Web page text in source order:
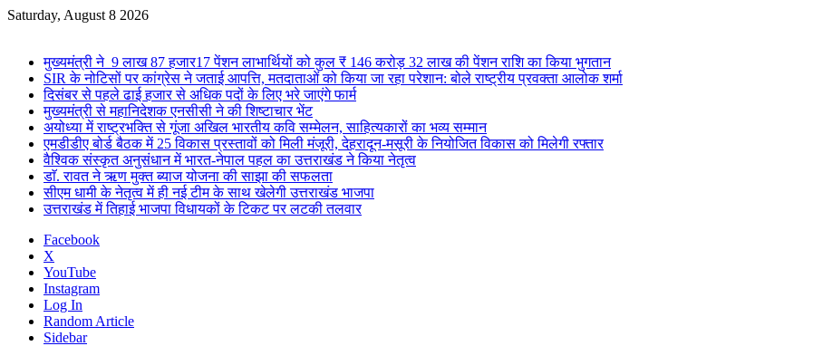
Saturday, August 8 2026
मुख्यमंत्री ने 9 लाख 87 हजार17 पेंशन लाभार्थियों को कुल ₹ 146 करोड़ 32 लाख की पेंशन राशि का किया भुगतान
SIR के नोटिसों पर कांग्रेस ने जताई आपत्ति, मतदाताओं को किया जा रहा परेशान: बोले राष्ट्रीय प्रवक्ता आलोक शर्मा
दिसंबर से पहले ढाई हजार से अधिक पदों के लिए भरे जाएंगे फार्म
मुख्यमंत्री से महानिदेशक एनसीसी ने की शिष्टाचार भेंट
अयोध्या में राष्ट्रभक्ति से गूंजा अखिल भारतीय कवि सम्मेलन, साहित्यकारों का भव्य सम्मान
एमडीडीए बोर्ड बैठक में 25 विकास प्रस्तावों को मिली मंजूरी, देहरादून-मसूरी के नियोजित विकास को मिलेगी रफ्तार
वैश्विक संस्कृत अनुसंधान में भारत-नेपाल पहल का उत्तराखंड ने किया नेतृत्व
डाॅ. रावत ने ऋण मुक्त ब्याज योजना की साझा की सफलता
सीएम धामी के नेतृत्व में ही नई टीम के साथ खेलेगी उत्तराखंड भाजपा
उत्तराखंड में तिहाई भाजपा विधायकों के टिकट पर लटकी तलवार
Facebook
X
YouTube
Instagram
Log In
Random Article
Sidebar